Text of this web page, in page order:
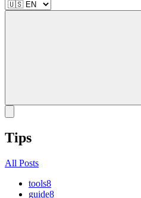
Tips
All Posts
tools8
guide8